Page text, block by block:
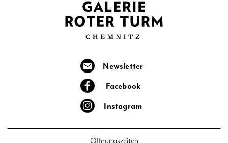
Newsletter
Facebook
Instagram